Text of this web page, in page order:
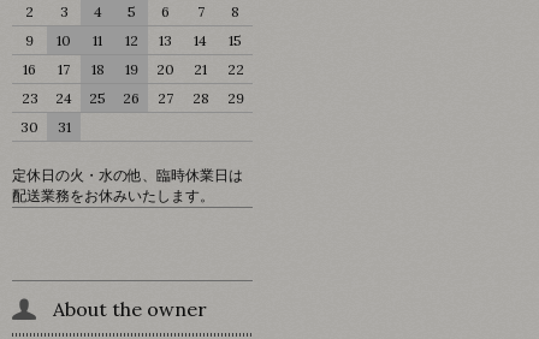
2
3 4 5 6 7
8
9
10 11 12 13 14
15
16
17 18 19 20 21
22
23
24 25 26 27 28
29
30
31
定休日の火・水の他、臨時休業日は
配送業務をお休みいたします。
About the owner